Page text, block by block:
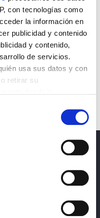
con tecnologías como
la información en
publicidad y contenido
y contenido,
de servicios.
usa sus datos y con
retirar su
cómo se procesan sus
preferencias en la
en la Declaración
usan para personalizar
de datos y